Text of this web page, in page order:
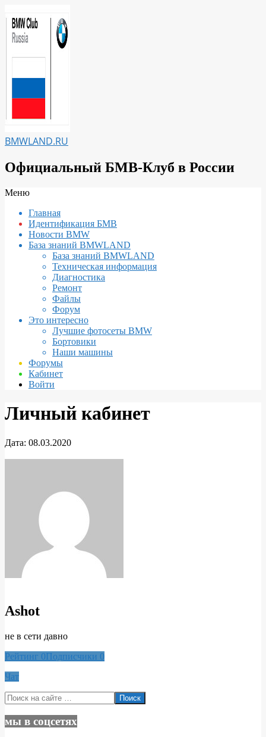
к
содержимому
BMWLAND.RU
Официальный БМВ-Клуб в России
Вторичное
навигации
Меню
Главная
Идентификация БМВ
Новости BMW
База знаний BMWLAND
База знаний BMWLAND
Техническая информация
Диагностика
Ремонт
Файлы
Форум
Это интересно
Лучшие фотосеты BMW
Бортовики
Наши машины
Форумы
Кабинет
Войти
Личный кабинет
Дата: 08.03.2020
Ashot
не в сети давно
Рейтинг 0Подписчики 0
Чат
2020-
03-
08
Поиск
мы в соцсетях